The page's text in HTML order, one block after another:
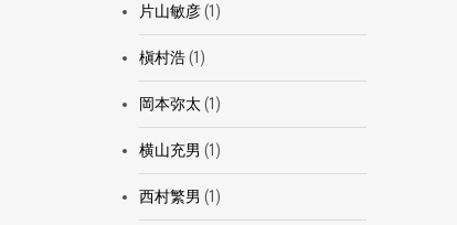
片山敏彦(1)
槇村浩(1)
岡本弥太 (1)
横山充男 (1)
西村繁男 (1)